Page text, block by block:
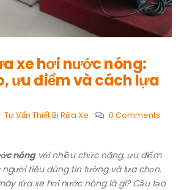
xe hơi nước nóng:
ưu điểm và cách lựa
Tư Vấn Thiết Bị Rửa Xe
0 Comments
nóngvới nhiều chức năng, ưu điểm
tiêu dùng tin tưởng và lựa chọn.
rửa xe hơi nước nóng là gì? Cấu tạo